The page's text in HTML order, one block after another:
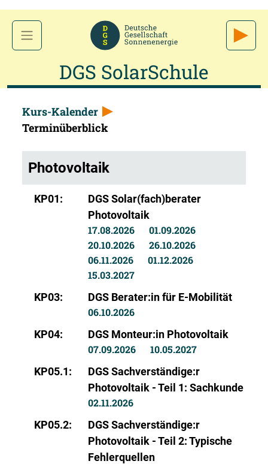
DGS SolarSchule
Kurs-Kalender
Terminüberblick
Photovoltaik
KP01:
DGS Solar(fach)berater
Photovoltaik
17.08.2026
01.09.2026
20.10.2026
26.10.2026
06.11.2026
01.12.2026
15.03.2027
KP03:
DGS Berater:in für E-Mobilität
06.10.2026
KP04:
DGS Monteur:in Photovoltaik
07.09.2026
10.05.2027
KP05.1:
DGS Sachverständige:r
Photovoltaik - Teil 1: Sachkunde
02.11.2026
KP05.2:
DGS Sachverständige:r
Photovoltaik - Teil 2: Typische
Fehlerquellen